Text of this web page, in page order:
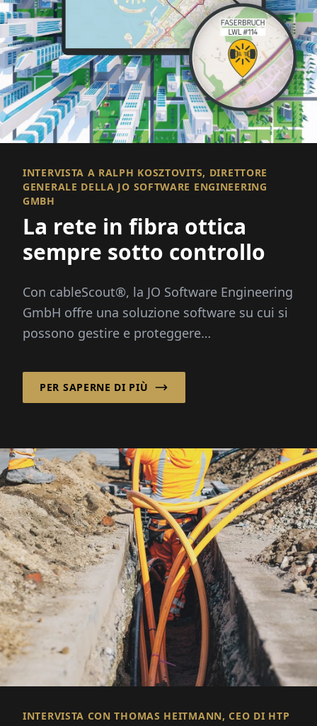
INTERVISTA A RALPH KOSZTOVITS, DIRETTORE
GENERALE DELLA JO SOFTWARE ENGINEERING
GMBH
La rete in fibra ottica
sempre sotto controllo
Con cableScout®, la JO Software Engineering
GmbH offre una soluzione software su cui si
possono gestire e proteggere
su 24...
PER SAPERNE DI PIÙ
INTERVISTA CON THOMAS HEITMANN, CEO DI HTP